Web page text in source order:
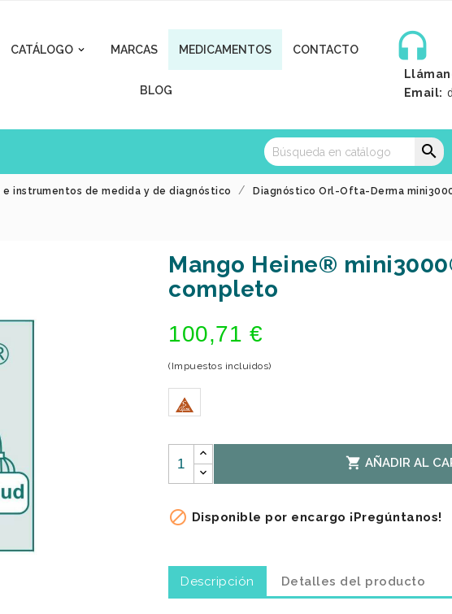

CATÁLOGO MARCAS MEDICAMENTOS CONTACTO
BLOG

Email:

e instrumentos de medida y de diagnóstico Diagnóstico Orl-Ofta-Derma
Mango Heine®
completo
100,71 €
(Impuestos incluidos)
 AÑADIR AL
 Disponible por encargo ¡Pregúntanos!
Descripción Detalles del producto